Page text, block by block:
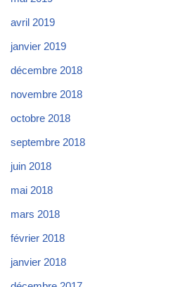
avril 2019
janvier 2019
décembre 2018
novembre 2018
octobre 2018
septembre 2018
juin 2018
mai 2018
mars 2018
février 2018
janvier 2018